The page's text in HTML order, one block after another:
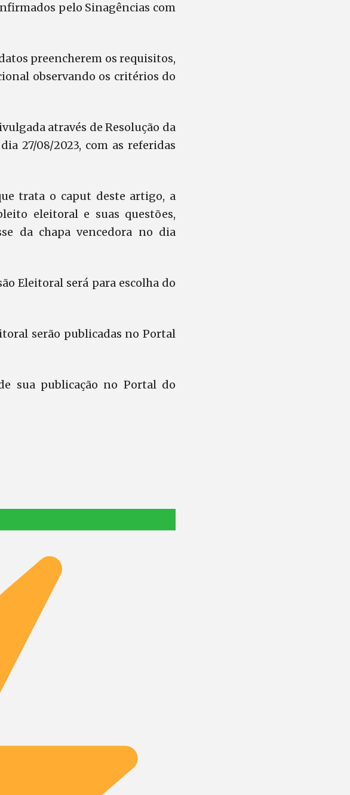
pelo Sinagências com
preencherem os requisitos,
observando os critérios do
através de Resolução da
27/08/2023, com as referidas
trata o caput deste artigo, a
eleitoral e suas questões,
da chapa vencedora no dia
Eleitoral será para escolha do
serão publicadas no Portal
sua publicação no Portal do